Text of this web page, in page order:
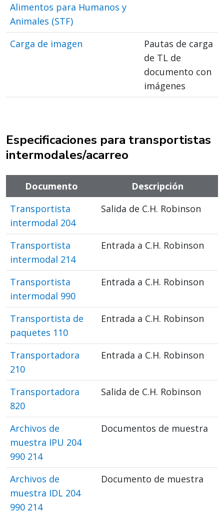
Alimentos para Humanos y
Animales (STF)
Carga de imagen
Pautas de carga
de TL de
documento con
imágenes
Especificaciones para transportistas
intermodales/acarreo
Documento
Descripción
Transportista
intermodal 204
Salida de C.H. Robinson
Transportista
intermodal 214
Entrada a C.H. Robinson
Transportista
intermodal 990
Entrada a C.H. Robinson
Transportista de
paquetes 110
Entrada a C.H. Robinson
Transportadora
210
Entrada a C.H. Robinson
Transportadora
820
Salida de C.H. Robinson
Archivos de
muestra IPU 204
990 214
Documentos de muestra
Archivos de
muestra IDL 204
990 214
Documento de muestra